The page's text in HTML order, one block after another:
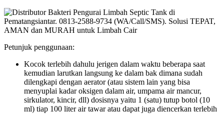
Petunjuk penggunaan:
Kocok terlebih dahulu jerigen dalam waktu beberapa saat
kemudian larutkan langsung ke dalam bak dimana sudah
dilengkapi dengan aerator (atau sistem lain yang bisa
menyuplai kadar oksigen dalam air, umpama air mancur,
sirkulator, kincir, dll) dosisnya yaitu 1 (satu) tutup botol (10
ml) tiap 100 liter air tawar atau dapat juga diencerkan terlebih